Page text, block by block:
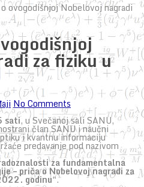
ovogodišnjoj Nobelovoj nagradi
za fiziku u
No Comments
sati, u Svečanoj sali SANU,
član SANU i naučni
i kvantnu informaciju
predavanje pod nazivom
za fundamentalna
– priča o Nobelovoj nagradi za
godinu“.